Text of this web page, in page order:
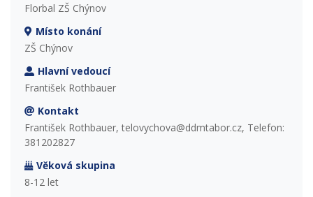
Florbal ZŠ Chýnov
Místo konání
ZŠ Chýnov
Hlavní vedoucí
František Rothbauer
Kontakt
František Rothbauer, telovychova@ddmtabor.cz, Telefon:
381202827
Věková skupina
8-12 let